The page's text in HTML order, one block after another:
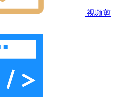
视频剪